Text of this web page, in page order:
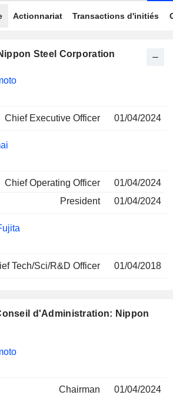
Actionnariat Transactions d'initiés
Steel Corporation
Chief Executive Officer 01/04/2024
Chief Operating Officer
01/04/2024
President
01/04/2024
Tech/Sci/R&D Officer 01/04/2018
d'Administration: Nippon
Chairman 01/04/2024